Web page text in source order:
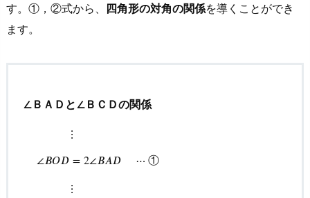
o
d
す。①，②式から、 四角形の対角の関係を導くことができ
ます。
∠ＢＡＤと∠ＢＣＤの関係
∠𝐵𝑂𝐷
⋮
= 2∠𝐵𝐴𝐷 ⋯ ①
⋮